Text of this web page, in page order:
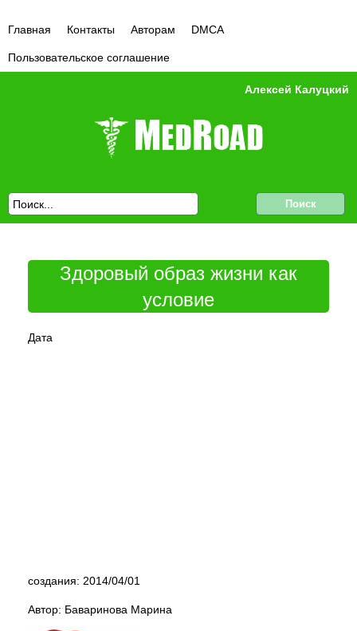
Главная Контакты Авторам DMCA
Пользовательское соглашение
Алексей Калуцкий
Здоровый образ жизни как
условие
Дата
создания: 2014/04/01
Автор: Баваринова Марина